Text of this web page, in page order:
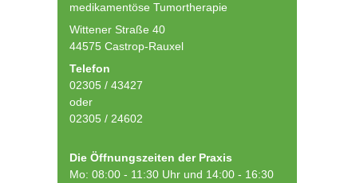
medikamentöse Tumortherapie
Wittener Straße 40
44575 Castrop-Rauxel
Telefon
02305 / 43427
oder
02305 / 24602
Die Öffnungszeiten der Praxis
Mo: 08:00 - 11:30 Uhr und 14:00 - 16:30